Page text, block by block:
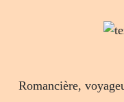
Romancière,